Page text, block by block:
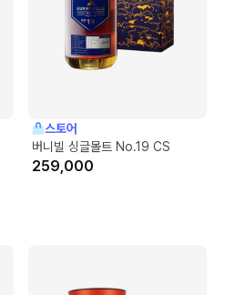
스토어
버니빌 싱글몰트 No.19 CS
259,000